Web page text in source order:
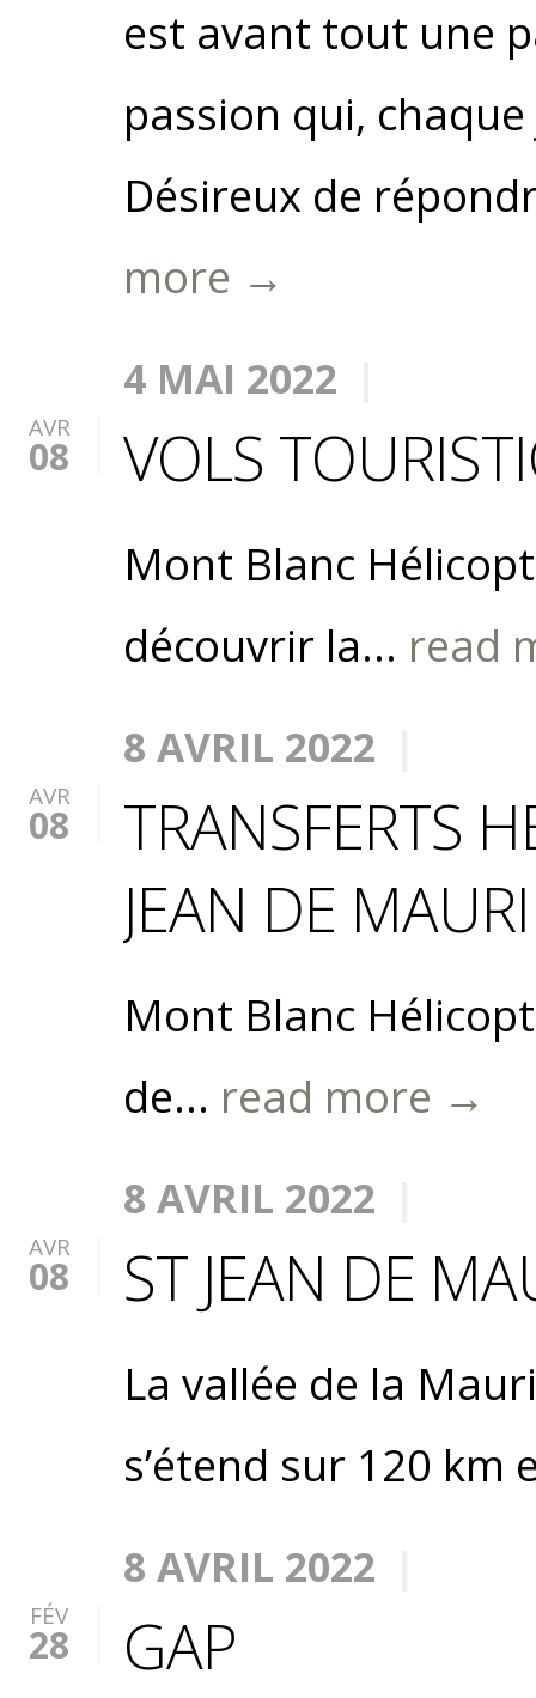
est avant tout une
passion qui,
Désireux de
more →
4 MAI 2022
AVR
08 VOLS
Mont Blanc
découvrir la... read
8 AVRIL 2022
AVR
08
TRANSFERTS
JEAN DE
Mont Blanc
de... read more →
8 AVRIL 2022
AVR
08 ST JEAN DE
La vallée de la
s’étend sur 120 km
8 AVRIL 2022
FÉV
28 GAP